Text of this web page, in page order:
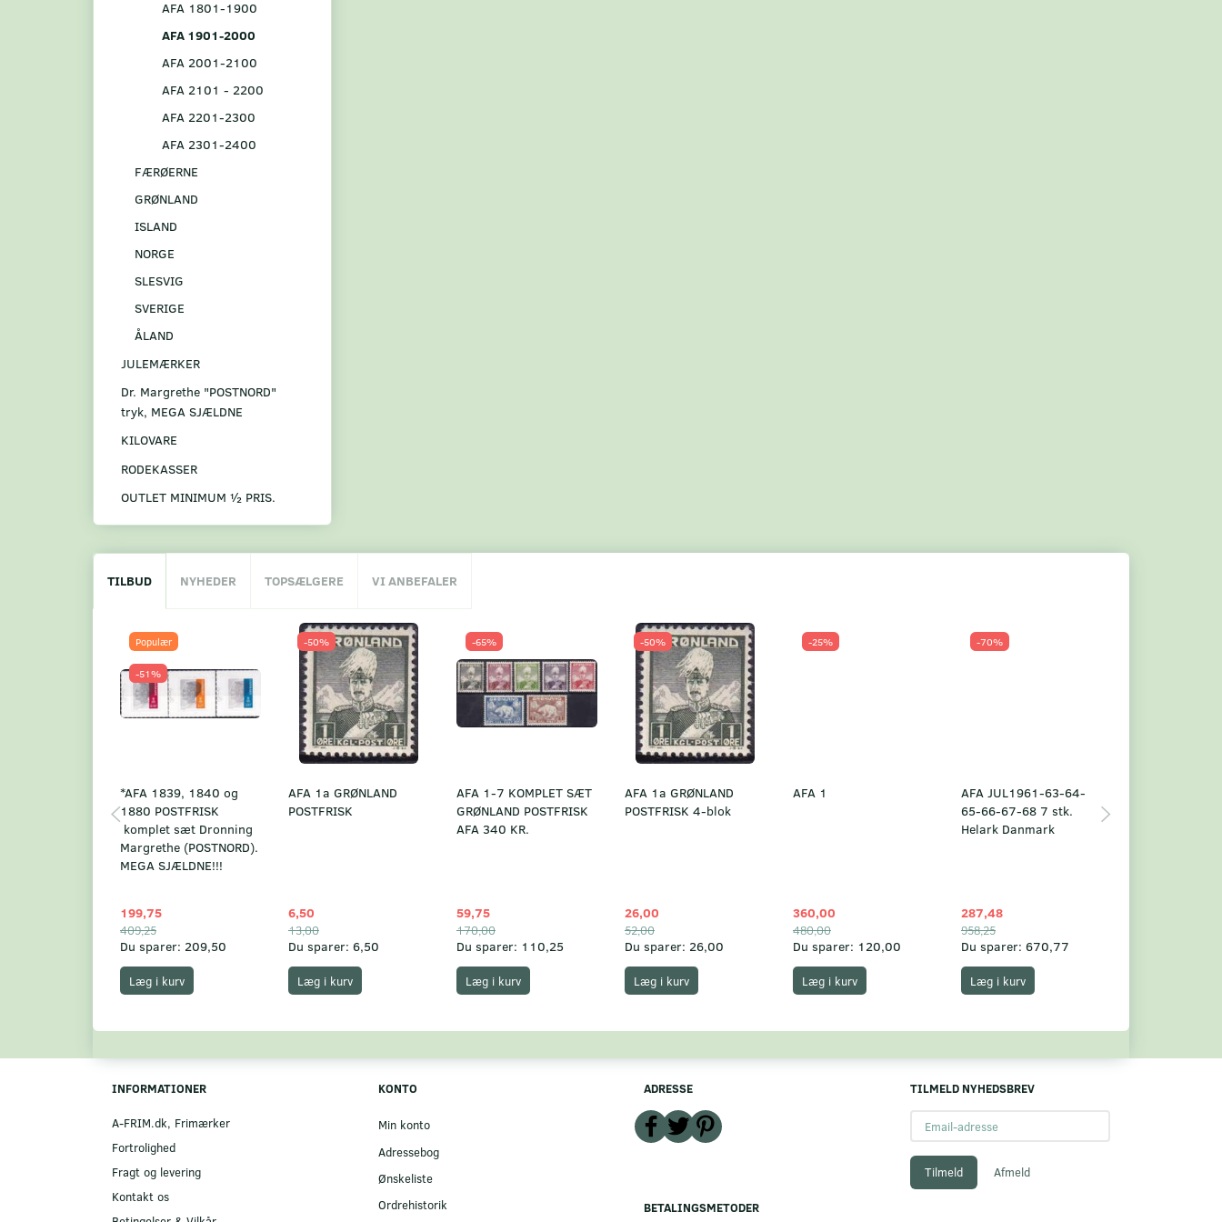
AFA 1801-1900
AFA 1901-2000
AFA 2001-2100
AFA 2101 - 2200
AFA 2201-2300
AFA 2301-2400
FÆRØERNE
GRØNLAND
ISLAND
NORGE
SLESVIG
SVERIGE
ÅLAND
JULEMÆRKER
Dr. Margrethe "POSTNORD"
tryk, MEGA SJÆLDNE
KILOVARE
RODEKASSER
OUTLET MINIMUM ½ PRIS.
TILBUD NYHEDER TOPSÆLGERE VI ANBEFALER
Populær
-51%
*AFA 1839, 1840 og
1880 POSTFRISK
komplet sæt Dronning
Margrethe (POSTNORD).
MEGA SJÆLDNE!!!
199,75
409,25
Du sparer: 209,50
Læg i kurv
-50%
AFA 1a GRØNLAND
POSTFRISK
6,50
13,00
Du sparer: 6,50
Læg i kurv
-65%
AFA 1-7 KOMPLET SÆT
GRØNLAND POSTFRISK
AFA 340 KR.
59,75
170,00
Du sparer: 110,25
Læg i kurv
-50%
AFA 1a GRØNLAND
POSTFRISK 4-blok
26,00
52,00
Du sparer: 26,00
Læg i kurv
-25%
AFA 1
360,00
480,00
Du sparer: 120,00
Læg i kurv
-70%
AFA JUL1961-63-64-
65-66-67-68 7 stk.
Helark Danmark
287,48
958,25
Du sparer: 670,77
Læg i kurv
INFORMATIONER
A-FRIM.dk, Frimærker
Fortrolighed
Fragt og levering
Kontakt os
KONTO
Min konto
Adressebog
Ønskeliste
Ordrehistorik
ADRESSE
BETALINGSMETODER
TILMELD NYHEDSBREV
adresse
Tilmeld Afmeld